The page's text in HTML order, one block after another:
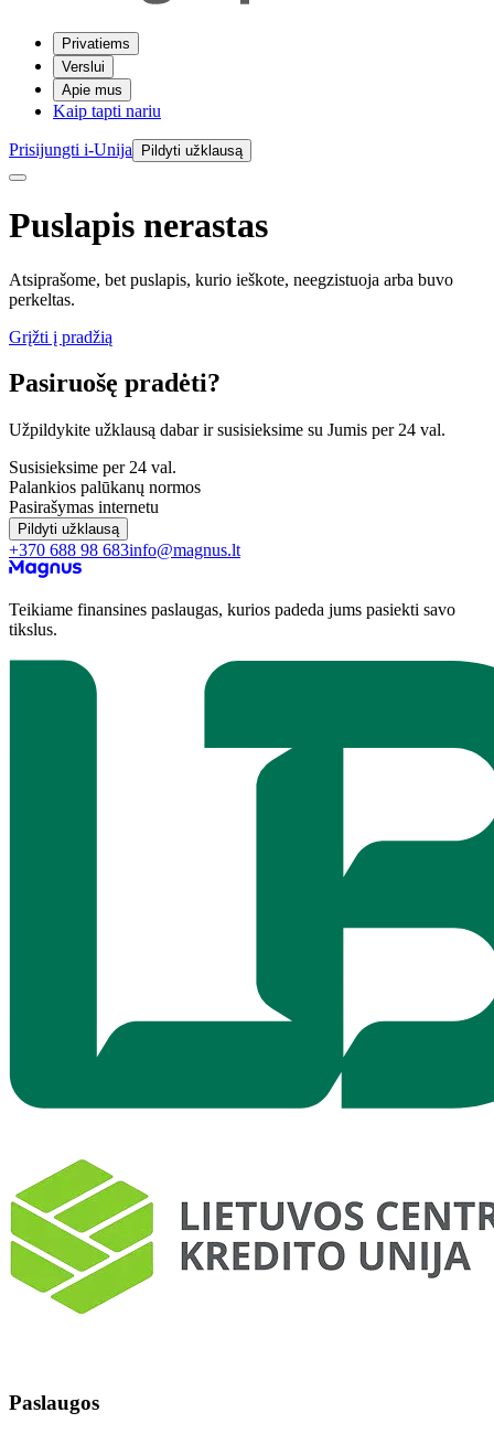
Privatiems
Verslui
Apie mus
Kaip tapti nariu
Prisijungti i-Unija Pildyti užklausą
Puslapis nerastas
Atsiprašome, bet puslapis, kurio ieškote, neegzistuoja arba buvo
perkeltas.
Grįžti į pradžią
Pasiruošę pradėti?
Užpildykite užklausą dabar ir susisieksime su Jumis per 24 val.
Susisieksime per 24 val.
Palankios palūkanų normos
Pasirašymas internetu
Pildyti užklausą
+370 688 98 683info@magnus.lt
Teikiame finansines paslaugas, kurios padeda jums pasiekti savo
tikslus.
Paslaugos